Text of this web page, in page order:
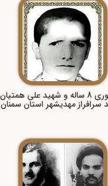
سرافراز مهدیشهر استان سمنان